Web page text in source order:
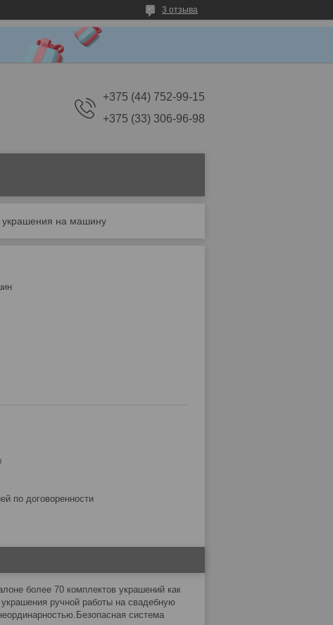
3 отзыва
+375 (44) 752-99-15
+375 (33) 306-96-98
на машину
по договоренности
более 70 комплектов украшений как
ручной работы на свадебную
система